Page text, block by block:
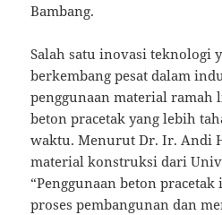
Bambang.
Salah satu inovasi teknologi
berkembang pesat dalam
penggunaan material ramah
beton pracetak yang lebih
waktu. Menurut Dr. Ir. Andi
material konstruksi dari
“Penggunaan beton
proses pembangunan dan